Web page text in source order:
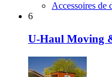
Accessoires de
6
U-Haul Moving